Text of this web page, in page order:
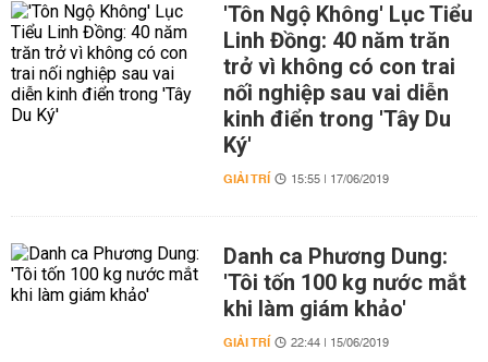
'Tôn Ngộ Không' Lục Tiểu
Linh Đồng: 40 năm trăn
trở vì không có con trai
nối nghiệp sau vai diễn
kinh điển trong 'Tây Du
Ký'
GIẢI TRÍ 15:55 | 17/06/2019
Danh ca Phương Dung:
'Tôi tốn 100 kg nước mắt
khi làm giám khảo'
GIẢI TRÍ 22:44 | 15/06/2019